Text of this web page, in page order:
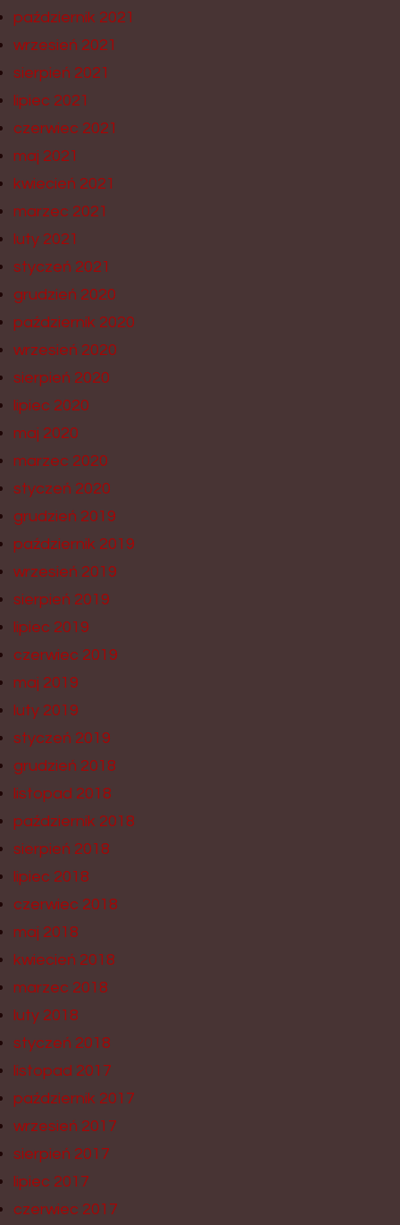
październik 2021
wrzesień 2021
sierpień 2021
lipiec 2021
czerwiec 2021
maj 2021
kwiecień 2021
marzec 2021
luty 2021
styczeń 2021
grudzień 2020
październik 2020
wrzesień 2020
sierpień 2020
lipiec 2020
maj 2020
marzec 2020
styczeń 2020
grudzień 2019
październik 2019
wrzesień 2019
sierpień 2019
lipiec 2019
czerwiec 2019
maj 2019
luty 2019
styczeń 2019
grudzień 2018
listopad 2018
październik 2018
sierpień 2018
lipiec 2018
czerwiec 2018
maj 2018
kwiecień 2018
marzec 2018
luty 2018
styczeń 2018
listopad 2017
październik 2017
wrzesień 2017
sierpień 2017
lipiec 2017
czerwiec 2017